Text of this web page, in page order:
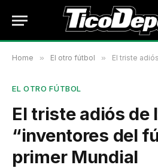
Home » El otro fútbol » El triste adiós de los
EL OTRO FÚTBOL
El triste adiós de
“inventores del
primer Mundial